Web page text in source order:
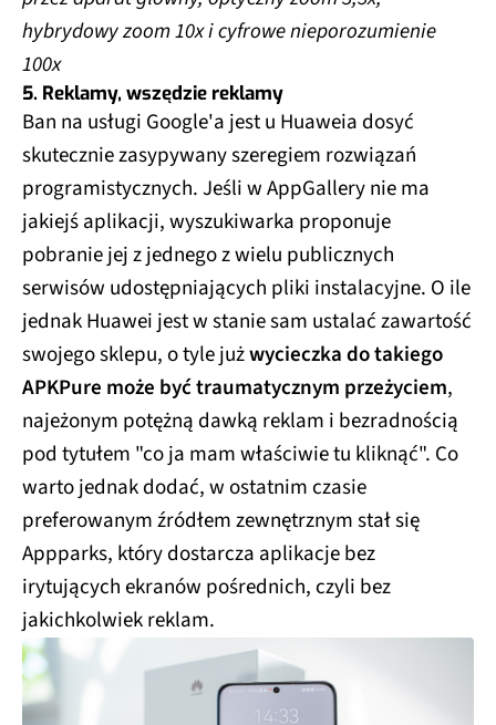
hybrydowy zoom 10x i cyfrowe nieporozumienie
100x
5. Reklamy, wszędzie reklamy
Ban na usługi Google'a jest u Huaweia dosyć
skutecznie zasypywany szeregiem rozwiązań
programistycznych. Jeśli w AppGallery nie ma
jakiejś aplikacji, wyszukiwarka proponuje
pobranie jej z jednego z wielu publicznych
serwisów udostępniających pliki instalacyjne. O ile
jednak Huawei jest w stanie sam ustalać zawartość
swojego sklepu, o tyle jużwycieczka do takiego
APKPure może być traumatycznym przeżyciem,
najeżonym potężną dawką reklam i bezradnością
pod tytułem "co ja mam właściwie tu kliknąć". Co
warto jednak dodać, w ostatnim czasie
preferowanym źródłem zewnętrznym stał się
Appparks, który dostarcza aplikacje bez
irytujących ekranów pośrednich, czyli bez
jakichkolwiek reklam.